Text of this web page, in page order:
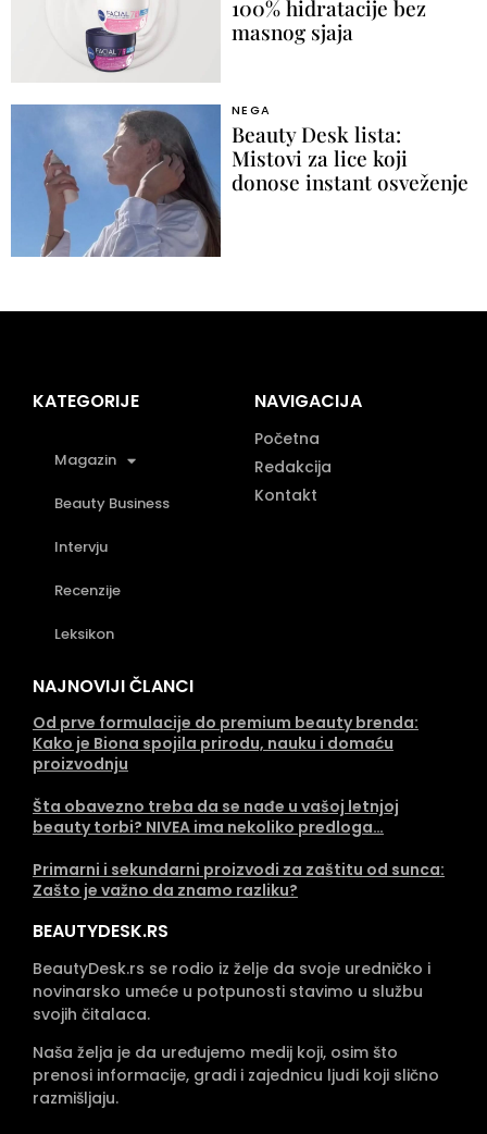
100% hidratacije bez
masnog sjaja
NEGA
Beauty Desk lista:
Mistovi za lice koji
donose instant osveženje
KATEGORIJE
Magazin
Beauty Business
Intervju
Recenzije
Leksikon
NAVIGACIJA
Početna
Redakcija
Kontakt
NAJNOVIJI ČLANCI
Od prve formulacije do premium beauty brenda:
Kako je Biona spojila prirodu, nauku i domaću
proizvodnju
Šta obavezno treba da se nađe u vašoj letnjoj
beauty torbi? NIVEA ima nekoliko predloga…
Primarni i sekundarni proizvodi za zaštitu od sunca:
Zašto je važno da znamo razliku?
BEAUTYDESK.RS
BeautyDesk.rs se rodio iz želje da svoje uredničko i
novinarsko umeće u potpunosti stavimo u službu
svojih čitalaca.
Naša želja je da uređujemo medij koji, osim što
prenosi informacije, gradi i zajednicu ljudi koji slično
razmišljaju.